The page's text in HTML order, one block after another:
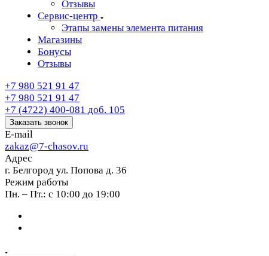
Отзывы
Сервис-центр
Этапы замены элемента питания
Магазины
Бонусы
Отзывы
+7 980 521 91 47
+7 980 521 91 47
+7 (4722) 400-081 доб. 105
Заказать звонок
E-mail
zakaz@7-chasov.ru
Адрес
г. Белгород ул. Попова д. 36
Режим работы
Пн. – Пт.: с 10:00 до 19:00